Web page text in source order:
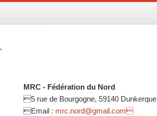
MRC - Fédération du Nord
5 rue de Bourgogne, 59140 Dunkerque
Email : mrc.nord@gmail.com